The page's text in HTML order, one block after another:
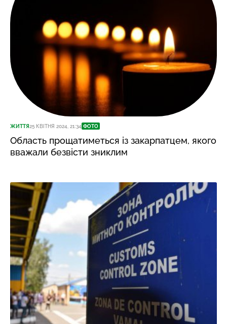
ЖИТТЯ25 КВІТНЯ 2024, 21:34 ФОТО
Область прощатиметься із закарпатцем, якого
вважали безвісти зниклим